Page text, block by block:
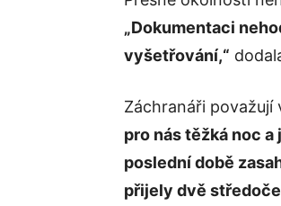
„Dokumentaci
vyšetřování,“
Záchranáři považují
pro nás těžká noc
poslední době
přijely dvě